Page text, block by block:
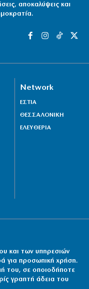
αποκαλύψεις και
Network
ΕΣΤΙΑ
ΘΕΣΣΑΛΟΝΙΚΗ
ΕΛΕΥΘΕΡΙΑ
και των υπηρεσιών
για προσωπική χρήση.
του, σε οποιοδήποτε
γραπτή άδεια του